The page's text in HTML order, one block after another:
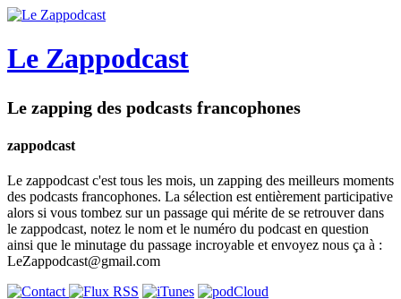
Le Zappodcast
Le zapping des podcasts francophones
zappodcast
Le zappodcast c'est tous les mois, un zapping des meilleurs moments
des podcasts francophones. La sélection est entièrement participative
alors si vous tombez sur un passage qui mérite de se retrouver dans
le zappodcast, notez le nom et le numéro du podcast en question
ainsi que le minutage du passage incroyable et envoyez nous ça à :
LeZappodcast@gmail.com